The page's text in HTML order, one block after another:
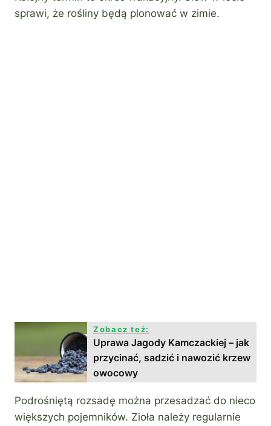
sprawi, że rośliny będą plonować w zimie.
Zobacz też:
Uprawa Jagody Kamczackiej – jak
przycinać, sadzić i nawozić krzew
owocowy
Podrośniętą rozsadę można przesadzać do nieco
większych pojemników. Zioła należy regularnie